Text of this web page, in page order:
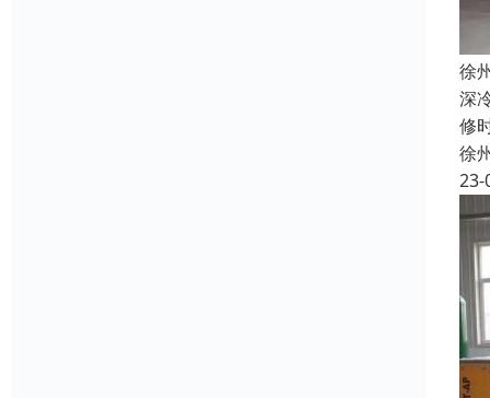
徐
深
修
徐
23-